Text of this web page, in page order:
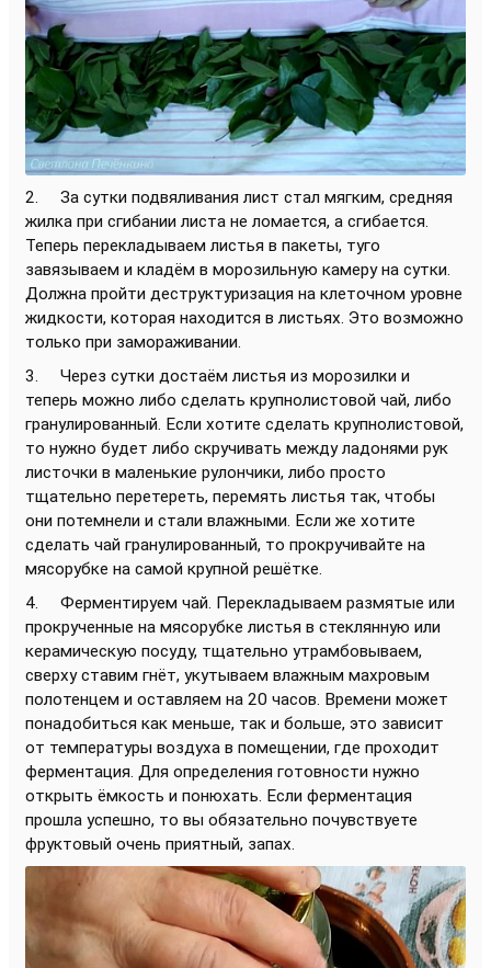
2. За сутки подвяливания лист стал мягким, средняя
жилка при сгибании листа не ломается, а сгибается.
Теперь перекладываем листья в пакеты, туго
завязываем и кладём в морозильную камеру на сутки.
Должна пройти деструктуризация на клеточном уровне
жидкости, которая находится в листьях. Это возможно
только при замораживании.
3. Через сутки достаём листья из морозилки и
теперь можно либо сделать крупнолистовой чай, либо
гранулированный. Если хотите сделать крупнолистовой,
то нужно будет либо скручивать между ладонями рук
листочки в маленькие рулончики, либо просто
тщательно перетереть, перемять листья так, чтобы
они потемнели и стали влажными. Если же хотите
сделать чай гранулированный, то прокручивайте на
мясорубке на самой крупной решётке.
4. Ферментируем чай. Перекладываем размятые или
прокрученные на мясорубке листья в стеклянную или
керамическую посуду, тщательно утрамбовываем,
сверху ставим гнёт, укутываем влажным махровым
полотенцем и оставляем на 20 часов. Времени может
понадобиться как меньше, так и больше, это зависит
от температуры воздуха в помещении, где проходит
ферментация. Для определения готовности нужно
открыть ёмкость и понюхать. Если ферментация
прошла успешно, то вы обязательно почувствуете
фруктовый очень приятный, запах.